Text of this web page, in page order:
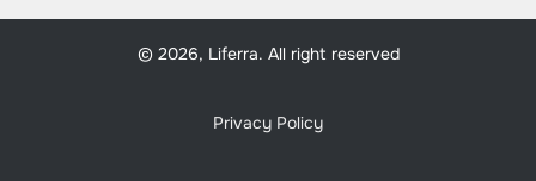
© 2026, Liferra. All right reserved
Privacy Policy